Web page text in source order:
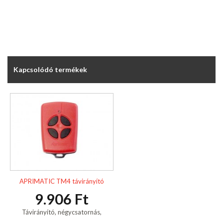
Kapcsolódó termékek
APRIMATIC TM4 távirányító
9.906 Ft
Távirányító, négycsatornás,